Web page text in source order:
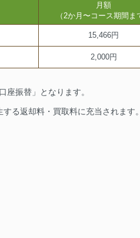
月額
（2か月〜コース期間ま
15,466円
2,000円
座振替」となります。
る返却料・買取料に充当されます